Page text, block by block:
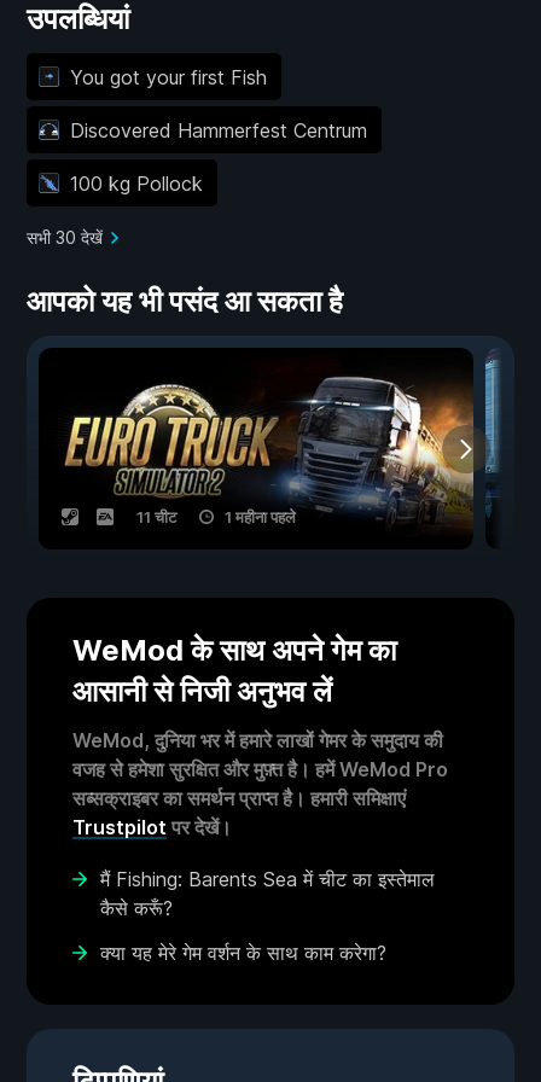
उपलब्धियां
You got your first Fish
Discovered Hammerfest Centrum
100 kg Pollock
सभी 30 देखें
आपको यह भी पसंद आ सकता है
11 चीट 1 महीना पहले
WeMod के साथ अपने गेम का
आसानी से निजी अनुभव लें
WeMod, दुनिया भर में हमारे लाखों गेमर के समुदाय की
वजह से हमेशा सुरक्षित और मुफ़्त है। हमें WeMod Pro
सब्सक्राइबर का समर्थन प्राप्त है। हमारी समिक्षाएं
Trustpilot पर देखें।
मैं Fishing: Barents Sea में चीट का इस्तेमाल
कैसे करूँ?
क्या यह मेरे गेम वर्शन के साथ काम करेगा?